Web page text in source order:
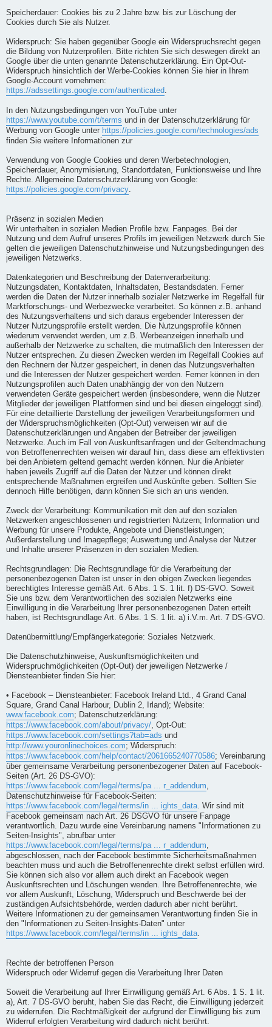
Speicherdauer: Cookies bis zu 2 Jahre bzw. bis zur Löschung der
Cookies durch Sie als Nutzer.
Widerspruch: Sie haben gegenüber Google ein Widerspruchsrecht gegen
die Bildung von Nutzerprofilen. Bitte richten Sie sich deswegen direkt an
Google über die unten genannte Datenschutzerklärung. Ein Opt-Out-
Widerspruch hinsichtlich der Werbe-Cookies können Sie hier in Ihrem
Google-Account vornehmen:
https://adssettings.google.com/authenticated.
In den Nutzungsbedingungen von YouTube unter
https://www.youtube.com/t/terms und in der Datenschutzerklärung für
Werbung von Google unter https://policies.google.com/technologies/ads
finden Sie weitere Informationen zur
Verwendung von Google Cookies und deren Werbetechnologien,
Speicherdauer, Anonymisierung, Standortdaten, Funktionsweise und Ihre
Rechte. Allgemeine Datenschutzerklärung von Google:
https://policies.google.com/privacy.
Präsenz in sozialen Medien
Wir unterhalten in sozialen Medien Profile bzw. Fanpages. Bei der
Nutzung und dem Aufruf unseres Profils im jeweiligen Netzwerk durch Sie
gelten die jeweiligen Datenschutzhinweise und Nutzungsbedingungen des
jeweiligen Netzwerks.
Datenkategorien und Beschreibung der Datenverarbeitung:
Nutzungsdaten, Kontaktdaten, Inhaltsdaten, Bestandsdaten. Ferner
werden die Daten der Nutzer innerhalb sozialer Netzwerke im Regelfall für
Marktforschungs- und Werbezwecke verarbeitet. So können z.B. anhand
des Nutzungsverhaltens und sich daraus ergebender Interessen der
Nutzer Nutzungsprofile erstellt werden. Die Nutzungsprofile können
wiederum verwendet werden, um z.B. Werbeanzeigen innerhalb und
außerhalb der Netzwerke zu schalten, die mutmaßlich den Interessen der
Nutzer entsprechen. Zu diesen Zwecken werden im Regelfall Cookies auf
den Rechnern der Nutzer gespeichert, in denen das Nutzungsverhalten
und die Interessen der Nutzer gespeichert werden. Ferner können in den
Nutzungsprofilen auch Daten unabhängig der von den Nutzern
verwendeten Geräte gespeichert werden (insbesondere, wenn die Nutzer
Mitglieder der jeweiligen Plattformen sind und bei diesen eingeloggt sind).
Für eine detaillierte Darstellung der jeweiligen Verarbeitungsformen und
der Widerspruchsmöglichkeiten (Opt-Out) verweisen wir auf die
Datenschutzerklärungen und Angaben der Betreiber der jeweiligen
Netzwerke. Auch im Fall von Auskunftsanfragen und der Geltendmachung
von Betroffenenrechten weisen wir darauf hin, dass diese am effektivsten
bei den Anbietern geltend gemacht werden können. Nur die Anbieter
haben jeweils Zugriff auf die Daten der Nutzer und können direkt
entsprechende Maßnahmen ergreifen und Auskünfte geben. Sollten Sie
dennoch Hilfe benötigen, dann können Sie sich an uns wenden.
Zweck der Verarbeitung: Kommunikation mit den auf den sozialen
Netzwerken angeschlossenen und registrierten Nutzern; Information und
Werbung für unsere Produkte, Angebote und Dienstleistungen;
Außerdarstellung und Imagepflege; Auswertung und Analyse der Nutzer
und Inhalte unserer Präsenzen in den sozialen Medien.
Rechtsgrundlagen: Die Rechtsgrundlage für die Verarbeitung der
personenbezogenen Daten ist unser in den obigen Zwecken liegendes
berechtigtes Interesse gemäß Art. 6 Abs. 1 S. 1 lit. f) DS-GVO. Soweit
Sie uns bzw. dem Verantwortlichen des sozialen Netzwerks eine
Einwilligung in die Verarbeitung Ihrer personenbezogenen Daten erteilt
haben, ist Rechtsgrundlage Art. 6 Abs. 1 S. 1 lit. a) i.V.m. Art. 7 DS-GVO.
Datenübermittlung/Empfängerkategorie: Soziales Netzwerk.
Die Datenschutzhinweise, Auskunftsmöglichkeiten und
Widerspruchmöglichkeiten (Opt-Out) der jeweiligen Netzwerke /
Diensteanbieter finden Sie hier:
• Facebook – Diensteanbieter: Facebook Ireland Ltd., 4 Grand Canal
Square, Grand Canal Harbour, Dublin 2, Irland); Website:
www.facebook.com; Datenschutzerklärung:
https://www.facebook.com/about/privacy/, Opt-Out:
https://www.facebook.com/settings?tab=ads und
http://www.youronlinechoices.com; Widerspruch:
https://www.facebook.com/help/contact/2061665240770586; Vereinbarung
über gemeinsame Verarbeitung personenbezogener Daten auf Facebook-
Seiten (Art. 26 DS-GVO):
https://www.facebook.com/legal/terms/pa ... r_addendum,
Datenschutzhinweise für Facebook-Seiten:
https://www.facebook.com/legal/terms/in ... ights_data. Wir sind mit
Facebook gemeinsam nach Art. 26 DSGVO für unsere Fanpage
verantwortlich. Dazu wurde eine Vereinbarung namens "Informationen zu
Seiten-Insights", abrufbar unter
https://www.facebook.com/legal/terms/pa ... r_addendum,
abgeschlossen, nach der Facebook bestimmte Sicherheitsmaßnahmen
beachten muss und auch die Betroffenenrechte direkt selbst erfüllen wird.
Sie können sich also vor allem auch direkt an Facebook wegen
Auskunftsrechten und Löschungen wenden. Ihre Betroffenenrechte, wie
vor allem Auskunft, Löschung, Widerspruch und Beschwerde bei der
zuständigen Aufsichtsbehörde, werden dadurch aber nicht berührt.
Weitere Informationen zu der gemeinsamen Verantwortung finden Sie in
den "Informationen zu Seiten-Insights-Daten" unter
https://www.facebook.com/legal/terms/in ... ights_data.
Rechte der betroffenen Person
Widerspruch oder Widerruf gegen die Verarbeitung Ihrer Daten
Soweit die Verarbeitung auf Ihrer Einwilligung gemäß Art. 6 Abs. 1 S. 1 lit.
a), Art. 7 DS-GVO beruht, haben Sie das Recht, die Einwilligung jederzeit
zu widerrufen. Die Rechtmäßigkeit der aufgrund der Einwilligung bis zum
Widerruf erfolgten Verarbeitung wird dadurch nicht berührt.